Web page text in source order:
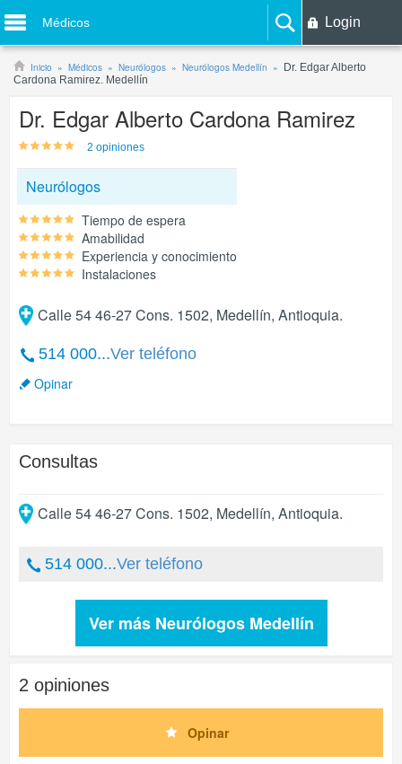
Médicos Login
Inicio Médicos Neurólogos Neurólogos Medellín
Dr. Edgar Alberto
Cardona Ramirez. Medellín
Dr. Edgar Alberto Cardona Ramirez
2 opiniones
Neurólogos
Tiempo de espera
Amabilidad
Experiencia y conocimiento
Instalaciones
Calle 54 46-27 Cons. 1502, Medellín, Antioquia.
514 000...Ver teléfono
Opinar
Consultas
Calle 54 46-27 Cons. 1502, Medellín, Antioquia.
514 000...Ver teléfono
Ver más Neurólogos Medellín
2 opiniones
Opinar